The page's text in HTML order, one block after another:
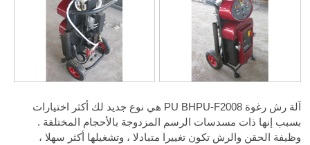
آلة رش رغوة PU BHPU-F2008 هي نوع جديد لك أكثر اختيارات
بسبب إنها ذات مسدسات الرسم المزدوجة بالأحجام المختلفة .
وظيفة الحقن والرش تكون تغييرا متبادلا ، وتشغيلها أكثر سهلا ،